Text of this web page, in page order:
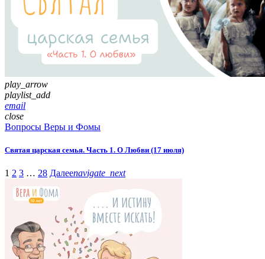
play_arrow
playlist_add
email
close
Вопросы Веры и Фомы
Святая царская семья. Часть 1. О Любви (17 июля)
1 2 3 … 28 Далееnavigate_next